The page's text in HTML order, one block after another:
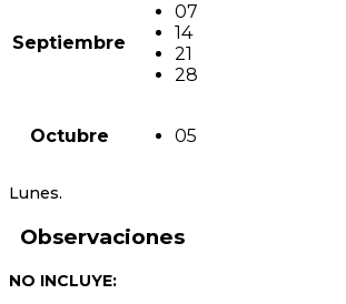
Septiembre
07
14
21
28
Octubre 05
Lunes.
Observaciones
NO INCLUYE: